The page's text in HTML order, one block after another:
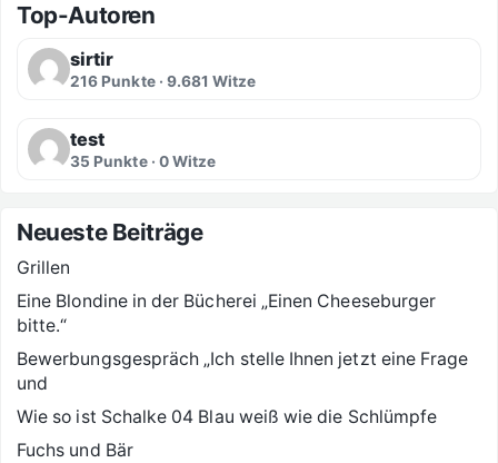
Top-Autoren
sirtir
216 Punkte · 9.681 Witze
test
35 Punkte · 0 Witze
Neueste Beiträge
Grillen
Eine Blondine in der Bücherei „Einen Cheeseburger
bitte.“
Bewerbungsgespräch „Ich stelle Ihnen jetzt eine Frage
und
Wie so ist Schalke 04 Blau weiß wie die Schlümpfe
Fuchs und Bär